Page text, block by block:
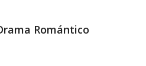
Romántico